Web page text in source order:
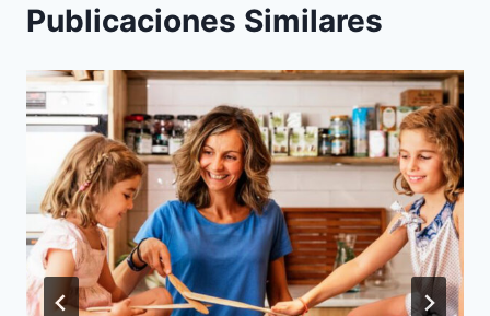
Publicaciones Similares